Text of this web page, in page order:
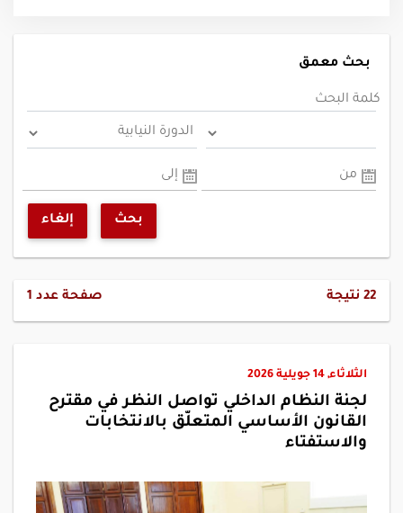
بحث معمق
كلمة البحث
من إلى
بحث إلغاء
22 نتيجة صفحة عدد 1
الثلاثاء, 14 جويلية 2026
لجنة النظام الداخلي تواصل النظر في مقترح
القانون الأساسي المتعلّق بالانتخابات
والاستفتاء